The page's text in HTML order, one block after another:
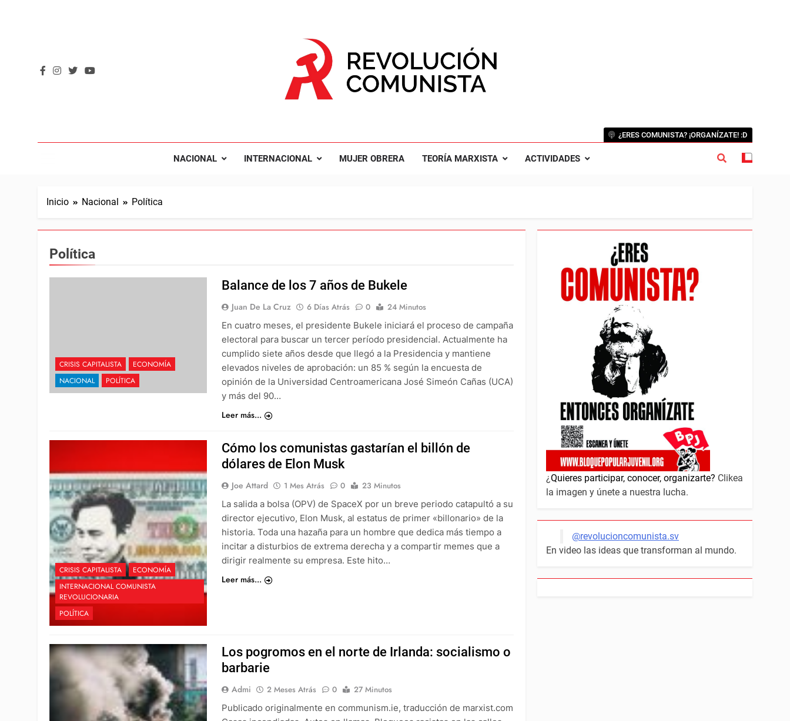
NACIONAL INTERNACIONAL MUJER OBRERA TEORÍA MARXISTA ACTIVIDADES
¿ERES COMUNISTA? ¡ORGANÍZATE! :D
Inicio Nacional Política
Política
CRISIS CAPITALISTA
ECONOMÍA
NACIONAL
POLÍTICA
Balance de los 7 años de Bukele
Juan De La Cruz 6 Días Atrás 0
24 Minutos
En cuatro meses, el presidente Bukele iniciará el proceso de campaña
electoral para buscar un tercer período presidencial. Actualmente ha
cumplido siete años desde que llegó a la Presidencia y mantiene
elevados niveles de aprobación: un 85 % según la encuesta de
opinión de la Universidad Centroamericana José Simeón Cañas (UCA)
y más del 90…
Leer más...
CRISIS CAPITALISTA
ECONOMÍA
INTERNACIONAL COMUNISTA
REVOLUCIONARIA
POLÍTICA
Cómo los comunistas gastarían el billón de
dólares de Elon Musk
Joe Attard 1 Mes Atrás 0
23 Minutos
La salida a bolsa (OPV) de SpaceX por un breve periodo catapultó a su
director ejecutivo, Elon Musk, al estatus de primer «billonario» de la
historia. Toda una hazaña para un hombre que dedica más tiempo a
incitar a disturbios de extrema derecha y a compartir memes que a
dirigir realmente su empresa. Este hito…
Leer más...
Los pogromos en el norte de Irlanda: socialismo o
barbarie
Admi 2 Meses Atrás 0
27 Minutos
Publicado originalmente en communism.ie, traducción de marxist.com
¿Quieres participar, conocer, organizarte? Clikea
la imagen y únete a nuestra lucha.
@revolucioncomunista.sv
En video las ideas que transforman al mundo.